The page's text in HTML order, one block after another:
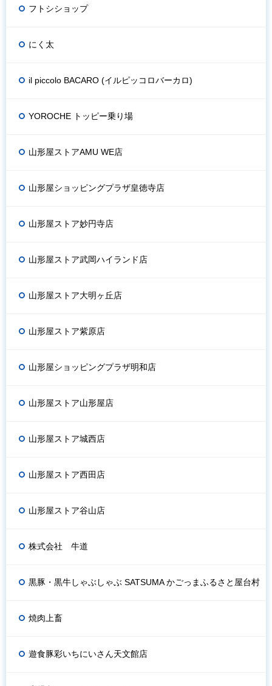
フトシショップ
にく太
il piccolo BACARO (イルピッコロバーカロ)
YOROCHE トッピー乗り場
山形屋ストアAMU WE店
山形屋ショッピングプラザ皇徳寺店
山形屋ストア妙円寺店
山形屋ストア武岡ハイランド店
山形屋ストア大明ヶ丘店
山形屋ストア紫原店
山形屋ショッピングプラザ明和店
山形屋ストア山形屋店
山形屋ストア城西店
山形屋ストア西田店
山形屋ストア谷山店
株式会社 牛道
黒豚・黒牛しゃぶしゃぶ SATSUMA かごっまふるさと屋台村
焼肉上畜
遊食豚彩いちにいさん天文館店